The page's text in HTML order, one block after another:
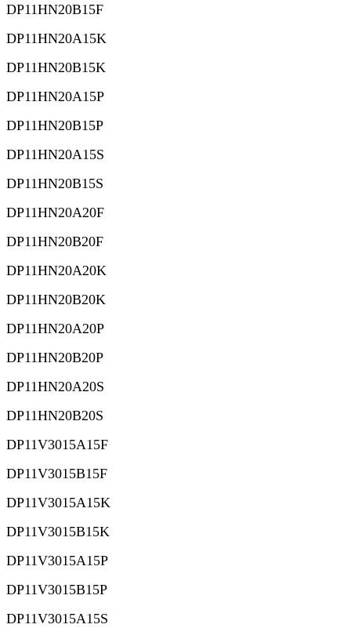
DP11HN20B15F
DP11HN20A15K
DP11HN20B15K
DP11HN20A15P
DP11HN20B15P
DP11HN20A15S
DP11HN20B15S
DP11HN20A20F
DP11HN20B20F
DP11HN20A20K
DP11HN20B20K
DP11HN20A20P
DP11HN20B20P
DP11HN20A20S
DP11HN20B20S
DP11V3015A15F
DP11V3015B15F
DP11V3015A15K
DP11V3015B15K
DP11V3015A15P
DP11V3015B15P
DP11V3015A15S